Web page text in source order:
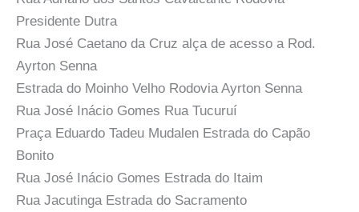
Presidente Dutra
Rua José Caetano da Cruz alça de acesso a Rod.
Ayrton Senna
Estrada do Moinho Velho Rodovia Ayrton Senna
Rua José Inácio Gomes Rua Tucuruí
Praça Eduardo Tadeu Mudalen Estrada do Capão
Bonito
Rua José Inácio Gomes Estrada do Itaim
Rua Jacutinga Estrada do Sacramento